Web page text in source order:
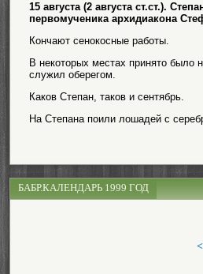
15 августа (2 августа ст.ст.).
первомученика архидиакона
Кончают сенокосные работы.
В некоторых местах принято было
служил оберегом.
Каков Степан, таков и сентябрь.
На Степана поили лошадей с
БАБР.КАЛЕНДАРЬ 1999 ГОД